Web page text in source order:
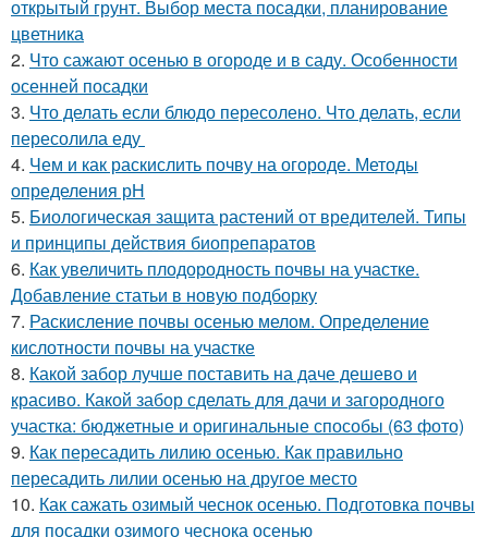
открытый грунт. Выбор места посадки, планирование
цветника
2. Что сажают осенью в огороде и в саду. Особенности
осенней посадки
3. Что делать если блюдо пересолено. Что делать, если
пересолила еду
4. Чем и как раскислить почву на огороде. Методы
определения рН
5. Биологическая защита растений от вредителей. Типы
и принципы действия биопрепаратов
6. Как увеличить плодородность почвы на участке.
Добавление статьи в новую подборку
7. Раскисление почвы осенью мелом. Определение
кислотности почвы на участке
8. Какой забор лучше поставить на даче дешево и
красиво. Какой забор сделать для дачи и загородного
участка: бюджетные и оригинальные способы (63 фото)
9. Как пересадить лилию осенью. Как правильно
пересадить лилии осенью на другое место
10. Как сажать озимый чеснок осенью. Подготовка почвы
для посадки озимого чеснока осенью